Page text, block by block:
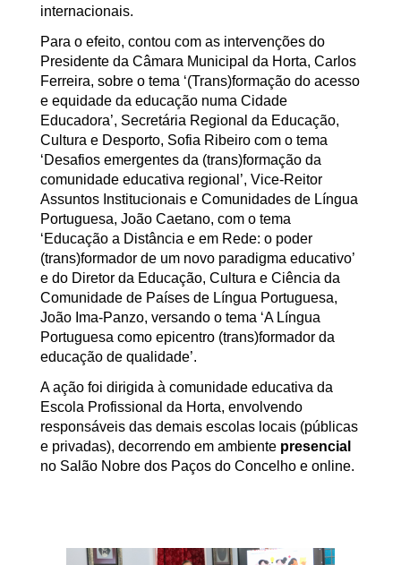
internacionais.
Para o efeito, contou com as intervenções do
Presidente da Câmara Municipal da Horta, Carlos
Ferreira, sobre o tema ‘(Trans)formação do acesso
e equidade da educação numa Cidade
Educadora’, Secretária Regional da Educação,
Cultura e Desporto, Sofia Ribeiro com o tema
‘Desafios emergentes da (trans)formação da
comunidade educativa regional’, Vice-Reitor
Assuntos Institucionais e Comunidades de Língua
Portuguesa, João Caetano, com o tema
‘Educação a Distância e em Rede: o poder
(trans)formador de um novo paradigma educativo’
e do Diretor da Educação, Cultura e Ciência da
Comunidade de Países de Língua Portuguesa,
João Ima-Panzo, versando o tema ‘A Língua
Portuguesa como epicentro (trans)formador da
educação de qualidade’.
A ação foi dirigida à comunidade educativa da
Escola Profissional da Horta, envolvendo
responsáveis das demais escolas locais (públicas
e privadas), decorrendo em ambiente presencial
no Salão Nobre dos Paços do Concelho e online.